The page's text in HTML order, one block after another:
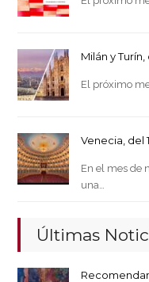
Milán y
El próximo
Venecia, del
En el mes de
una…
Últimas